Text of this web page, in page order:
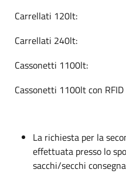
Carrellati 120lt:
Carrellati 240lt:
Cassonetti 1100lt:
Cassonetti 1100lt con RFID
La richiesta per la
effettuata presso lo
sacchi/secchi